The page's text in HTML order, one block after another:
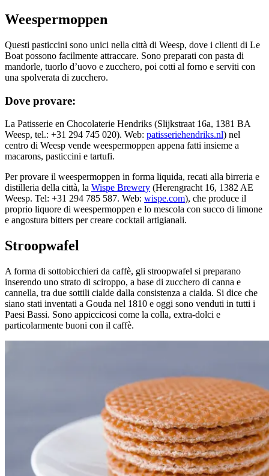
Weespermoppen
Questi pasticcini sono unici nella città di Weesp, dove i clienti di Le
Boat possono facilmente attraccare. Sono preparati con pasta di
mandorle, tuorlo d’uovo e zucchero, poi cotti al forno e serviti con
una spolverata di zucchero.
Dove provare:
La Patisserie en Chocolaterie Hendriks (Slijkstraat 16a, 1381 BA
Weesp, tel.: +31 294 745 020). Web: patisseriehendriks.nl) nel
centro di Weesp vende weespermoppen appena fatti insieme a
macarons, pasticcini e tartufi.
Per provare il weespermoppen in forma liquida, recati alla birreria e
distilleria della città, la Wispe Brewery (Herengracht 16, 1382 AE
Weesp. Tel: +31 294 785 587. Web: wispe.com), che produce il
proprio liquore di weespermoppen e lo mescola con succo di limone
e angostura bitters per creare cocktail artigianali.
Stroopwafel
A forma di sottobicchieri da caffè, gli stroopwafel si preparano
inserendo uno strato di sciroppo, a base di zucchero di canna e
cannella, tra due sottili cialde dalla consistenza a cialda. Si dice che
siano stati inventati a Gouda nel 1810 e oggi sono venduti in tutti i
Paesi Bassi. Sono appiccicosi come la colla, extra-dolci e
particolarmente buoni con il caffè.